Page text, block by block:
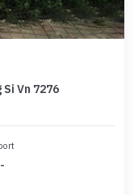
Vn 7276
-